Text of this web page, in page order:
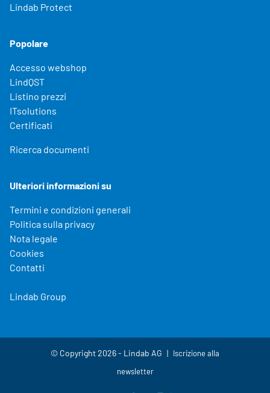
Lindab Protect
Popolare
Accesso webshop
LindQST
Listino prezzi
ITsolutions
Certificati
Ricerca documenti
Ulteriori informazioni su
Termini e condizioni generali
Politica sulla privacy
Nota legale
Cookies
Contatti
Lindab Group
© Copyright 2026 - Lindab AG
Iscrizione alla
newsletter